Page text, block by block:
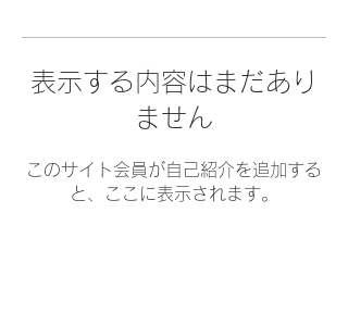
表示する内容はまだあり
ません
このサイト会員が自己紹介を追加する
と、ここに表示されます。